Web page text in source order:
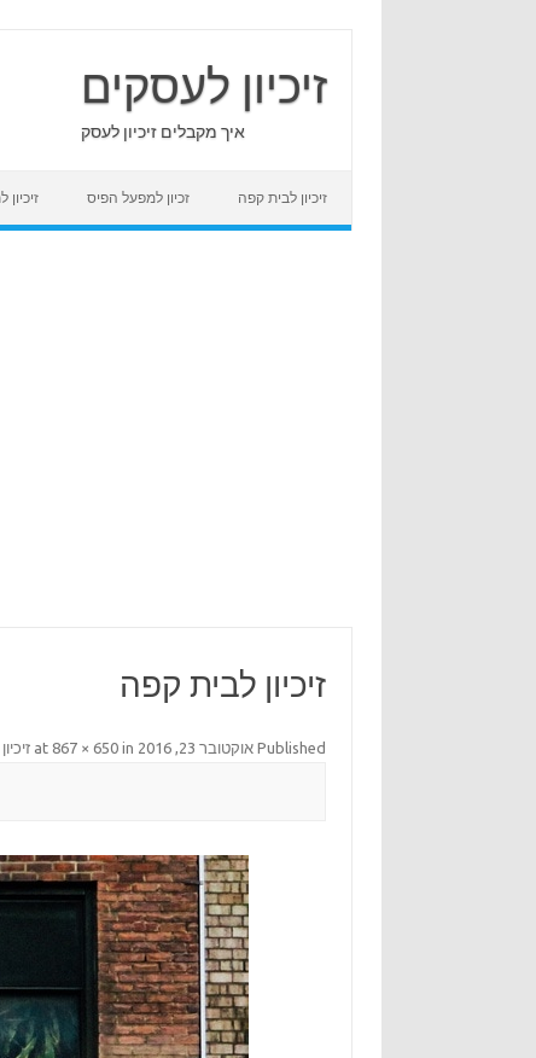
זיכיון לעסקים
איך מקבלים זיכיון לעסק
זיכיון לבית קפה זכיון למפעל הפיס
זיכיון לבית קפה
Published אוקטובר 23, 2016 867 × 650 in